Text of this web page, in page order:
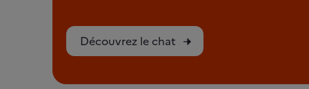
Découvrez le chat